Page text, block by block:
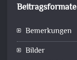
Beitragsformate
Bemerkungen
Bilder